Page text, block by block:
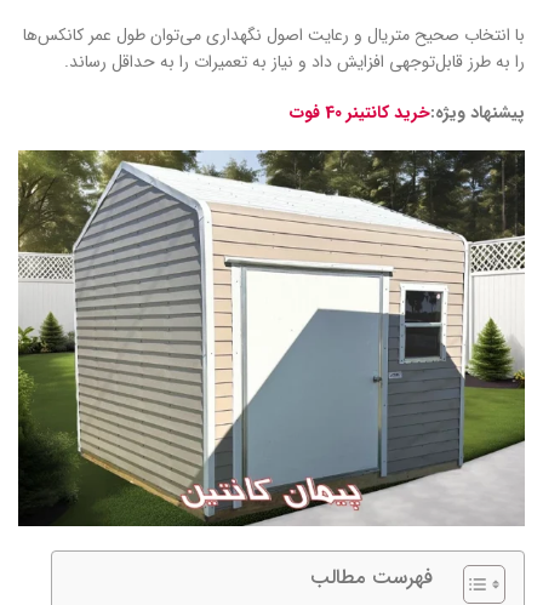
با انتخاب صحیح متریال و رعایت اصول نگهداری می‌توان طول عمر کانکس‌ها
را به طرز قابل‌توجهی افزایش داد و نیاز به تعمیرات را به حداقل رساند.
پیشنهاد ویژه:خرید کانتینر 40 فوت
فهرست مطالب